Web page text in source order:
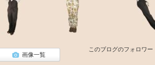
画像一覧
このブログのフォロワー